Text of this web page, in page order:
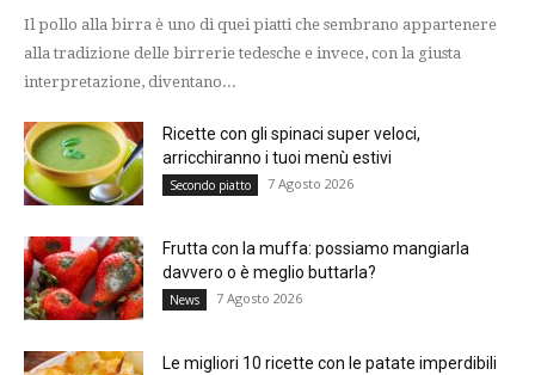
Il pollo alla birra è uno di quei piatti che sembrano appartenere
alla tradizione delle birrerie tedesche e invece, con la giusta
interpretazione, diventano...
Ricette con gli spinaci super veloci,
arricchiranno i tuoi menù estivi
Secondo piatto 7 Agosto 2026
Frutta con la muffa: possiamo mangiarla
davvero o è meglio buttarla?
News 7 Agosto 2026
Le migliori 10 ricette con le patate imperdibili